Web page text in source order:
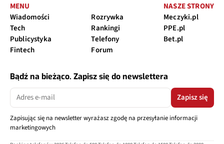
MENU
Wiadomości
Tech
Publicystyka
Fintech
Rozrywka
Rankingi
Telefony
Forum
NASZE STRONY
Meczyki.pl
PPE.pl
Bet.pl
Bądź na bieżąco. Zapisz się do newslettera
Zapisz się
Zapisując się na newsletter wyrażasz zgodę na przesyłanie informacji
marketingowych